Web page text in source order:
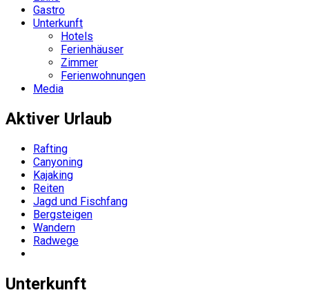
Gastro
Unterkunft
Hotels
Ferienhäuser
Zimmer
Ferienwohnungen
Media
Aktiver Urlaub
Rafting
Canyoning
Kajaking
Reiten
Jagd und Fischfang
Bergsteigen
Wandern
Radwege
Unterkunft